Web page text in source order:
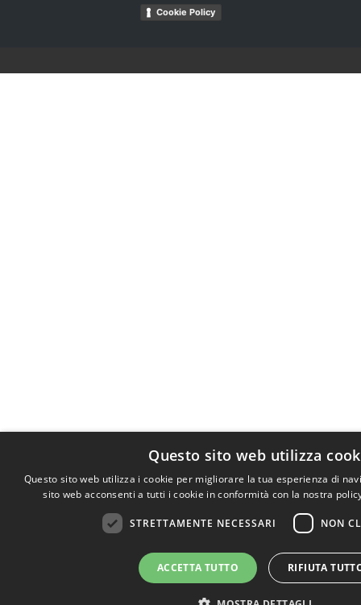
Cookie Policy
Questo sito web utilizza
Questo sito web utilizza i cookie per migliorare la tua esperienza di
sito web acconsenti a tutti i cookie in conformità con la nostra
STRETTAMENTE NECESSARI NON
ACCETTA TUTTO RIFIUTA